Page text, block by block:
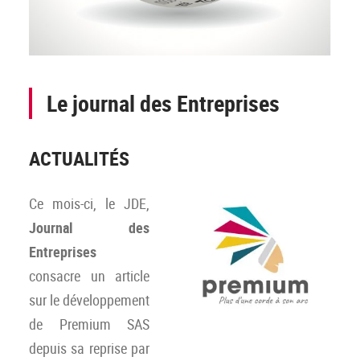
Le journal des Entreprises
ACTUALITÉS
Ce mois-ci, le JDE,
Journal des
Entreprises
consacre un article
sur le développement
de Premium SAS
depuis sa reprise par